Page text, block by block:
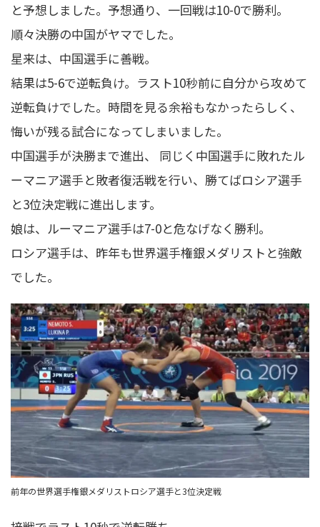
と予想しました。予想通り、一回戦は10-0で勝利。
順々決勝の中国がヤマでした。
星来は、中国選手に善戦。
結果は5-6で逆転負け。ラスト10秒前に自分から攻めて
逆転負けでした。時間を見る余裕もなかったらしく、
悔いが残る試合になってしまいました。
中国選手が決勝まで進出、 同じく中国選手に敗れたル
ーマニア選手と敗者復活戦を行い、勝てばロシア選手
と3位決定戦に進出します。
娘は、ルーマニア選手は7-0と危なげなく勝利。
ロシア選手は、昨年も世界選手権銀メダリストと強敵
でした。
前年の世界選手権銀メダリストロシア選手と3位決定戦